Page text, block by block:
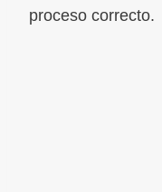
proceso correcto.